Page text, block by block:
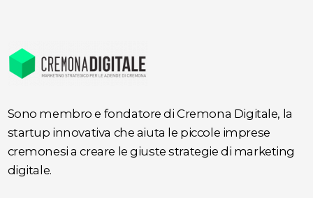
Sono membro e fondatore di Cremona Digitale, la
startup innovativa che aiuta le piccole imprese
cremonesi a creare le giuste strategie di marketing
digitale.